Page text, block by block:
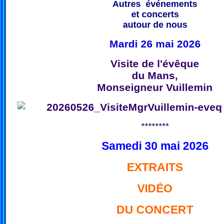
Autres événements
et concerts
autour de nous
Mardi 26 mai 2026
Visite de l'évêque
du Mans,
Monseigneur Vuillemin
********
Samedi 30 mai 2026
EXTRAITS
VIDÉO
DU CONCERT